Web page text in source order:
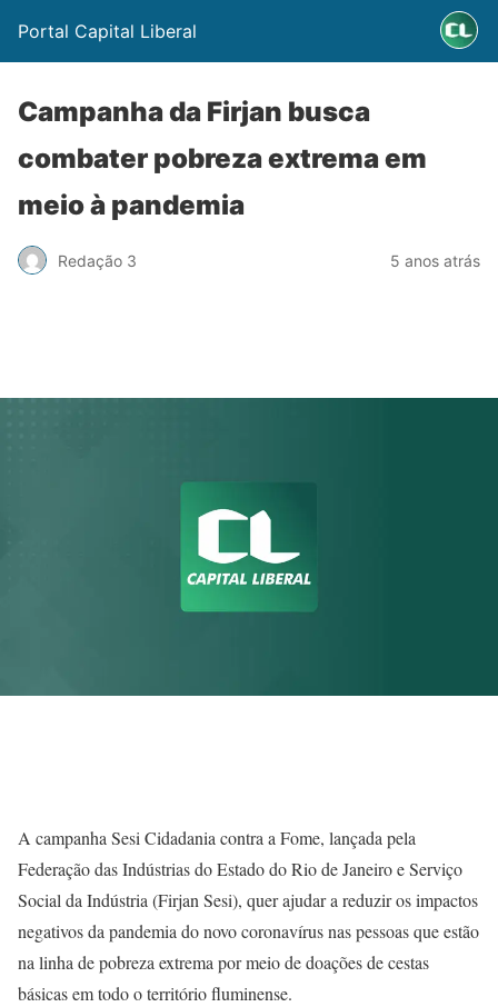
Portal Capital Liberal
Campanha da Firjan busca
combater pobreza extrema em
meio à pandemia
Redação 3 5 anos atrás
A campanha Sesi Cidadania contra a Fome, lançada pela
Federação das Indústrias do Estado do Rio de Janeiro e Serviço
Social da Indústria (Firjan Sesi), quer ajudar a reduzir os impactos
negativos da pandemia do novo coronavírus nas pessoas que estão
na linha de pobreza extrema por meio de doações de cestas
básicas em todo o território fluminense.